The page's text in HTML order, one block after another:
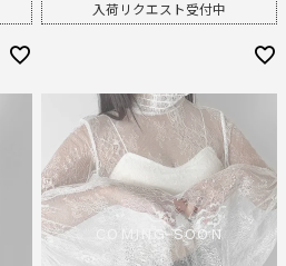
入荷リクエスト受付中